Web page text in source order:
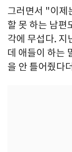
그러면서 "이제
할 못 하는 남편
각에 무섭다. 지
데 애들이 하는
을 안 틀어줬다